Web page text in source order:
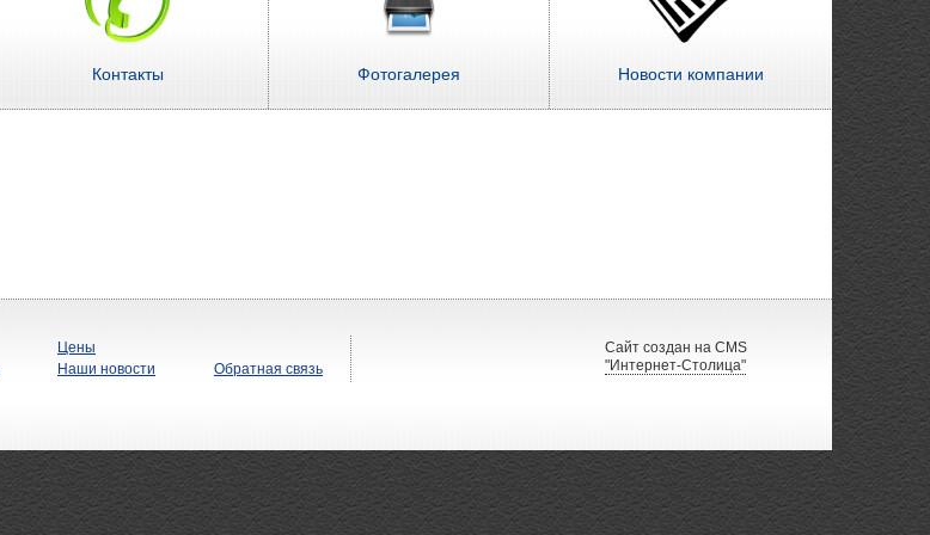
Контакты Фотогалерея Новости компании
Цены
Наши новости
Обратная связь
Сайт создан на CMS
"Интернет-Столица"